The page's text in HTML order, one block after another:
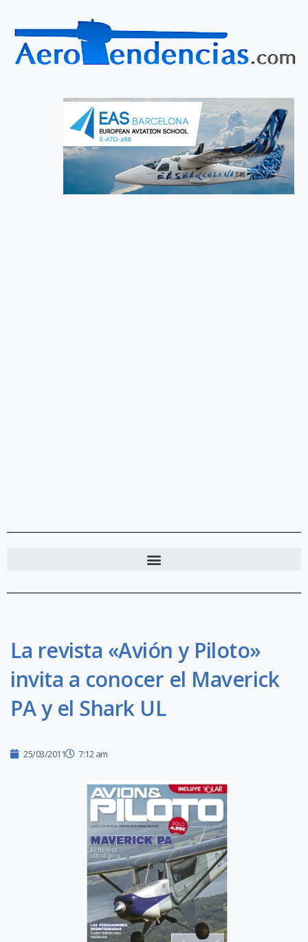
La revista «Avión y Piloto»
invita a conocer el Maverick
PA y el Shark UL
25/03/2011 7:12 am